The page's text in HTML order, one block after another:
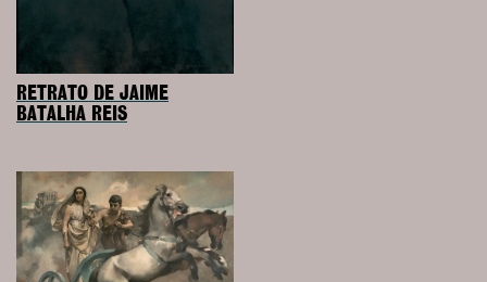
RETRATO DE JAIME
BATALHA REIS